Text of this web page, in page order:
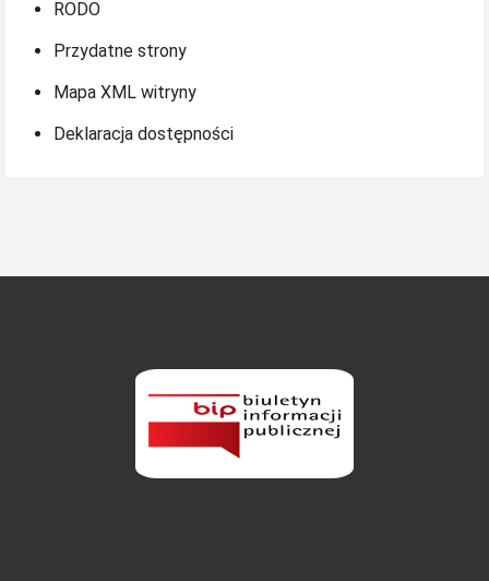
RODO
Przydatne strony
Mapa XML witryny
Deklaracja dostępności